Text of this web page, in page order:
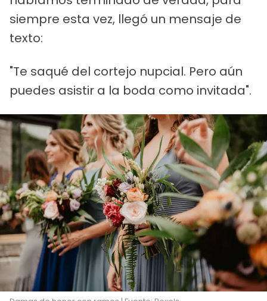
siempre esta vez, llegó un mensaje de
texto:
"Te saqué del cortejo nupcial. Pero aún
puedes asistir a la boda como invitada".